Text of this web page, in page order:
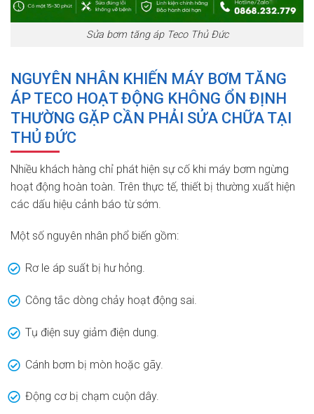
Sửa bơm tăng áp Teco Thủ Đức
NGUYÊN NHÂN KHIẾN MÁY BƠM TĂNG
ÁP TECO HOẠT ĐỘNG KHÔNG ỔN ĐỊNH
THƯỜNG GẶP CẦN PHẢI SỬA CHỮA TẠI
THỦ ĐỨC
Nhiều khách hàng chỉ phát hiện sự cố khi máy bơm ngừng
hoạt động hoàn toàn. Trên thực tế, thiết bị thường xuất hiện
các dấu hiệu cảnh báo từ sớm.
Một số nguyên nhân phổ biến gồm:
Rơ le áp suất bị hư hỏng.
Công tắc dòng chảy hoạt động sai.
Tụ điện suy giảm điện dung.
Cánh bơm bị mòn hoặc gãy.
Động cơ bị chạm cuộn dây.